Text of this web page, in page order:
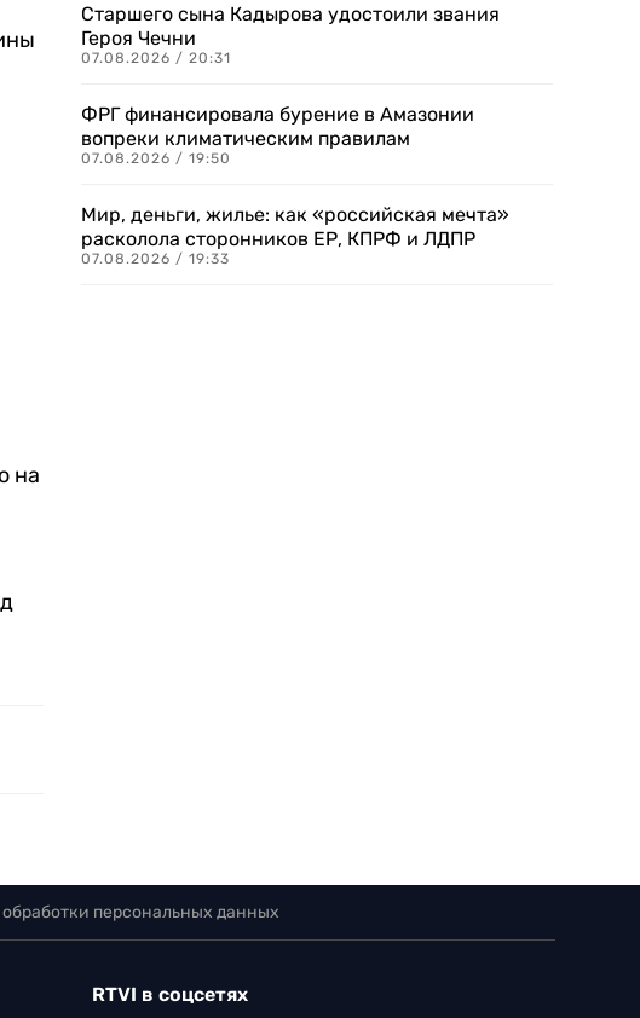
на
Старшего сына Кадырова удостоили звания
Героя Чечни
07.08.2026 / 20:31
ФРГ финансировала бурение в Амазонии
вопреки климатическим правилам
07.08.2026 / 19:50
Мир, деньги, жилье: как «российская мечта»
расколола сторонников ЕР, КПРФ и ЛДПР
07.08.2026 / 19:33
персональных данных
RTVI в соцсетях